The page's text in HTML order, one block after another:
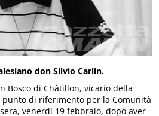
don Silvio Carlin.
Bosco di Châtillon, vicario della
di riferimento per la Comunità
venerdì 19 febbraio, dopo aver